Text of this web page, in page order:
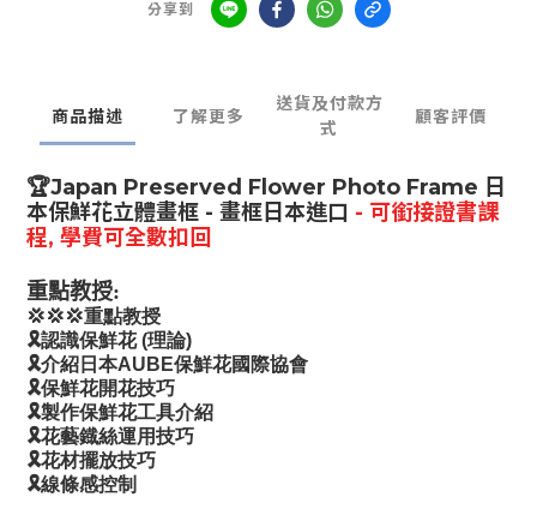
分享到
商品描述 了解更多
送貨及付款方
式
顧客評價
🏆Japan Preserved Flower Photo Frame 日
本保鮮花立體畫框 - 畫框日本進口 - 可銜接證書課
程, 學費可全數扣回
重點教授:
💢💢💢重點教授
🎗認識保鮮花 (理論)
🎗介紹日本AUBE保鮮花國際協會
🎗保鮮花開花技巧
🎗製作保鮮花工具介紹
🎗花藝鐡絲運用技巧
🎗花材擺放技巧
🎗線條感控制